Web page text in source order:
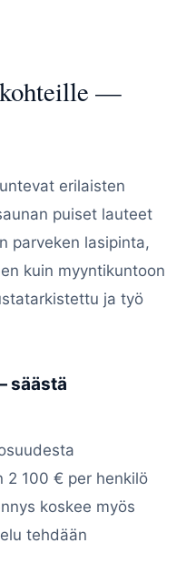
—
erilaisten
puiset lauteet
parveken lasipinta,
kuin myyntikuntoon
ja työ
säästä
100 € per henkilö
koskee myös
tehdään